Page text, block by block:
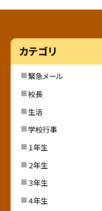
カテゴリ
緊急メール
校長
生活
学校行事
１年生
２年生
３年生
４年生